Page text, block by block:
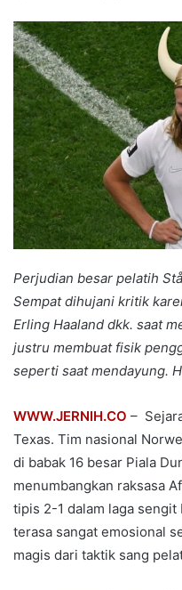
email
Perjudian besar pelatih
Sempat dihujani kritik
Erling Haaland dkk. saat
justru membuat fisik
seperti saat mendayung.
WWW.JERNIH.CO –
Texas. Tim nasional
di babak 16 besar Piala
menumbangkan raksasa
tipis 2-1 dalam laga sengit
terasa sangat emosional
magis dari taktik sang